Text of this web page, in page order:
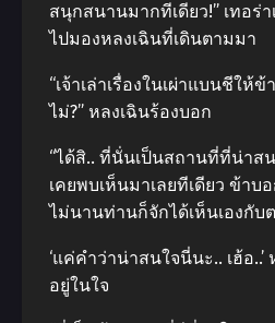
สนุกสนานมากทีเดียว!” เทอร่
ไปมองหลงเฉินที่เดินตามมา
“เจ้าเล่าเรื่องในเผ่าแบนชีให้
ไม่?” หลงเฉินร้องบอก
“ได้สิ.. ที่นั่นเป็นสถานที่ที่น่าส
เคยพบเห็นมาเลยทีเดียว ข้าบ
ไม่นานท่านก็จักได้เห็นเองกับ
‘แค่คำว่าน่าสนใจนี่นะ.. เฮ้อ
อยู่ในใจ